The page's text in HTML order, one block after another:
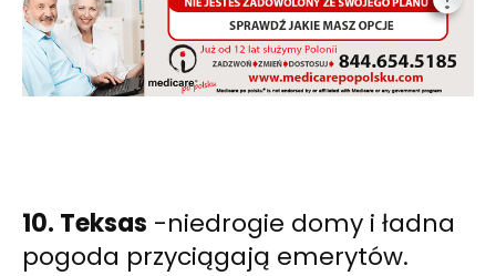
10. Teksas -niedrogie domy i ładna
pogoda przyciągają emerytów.